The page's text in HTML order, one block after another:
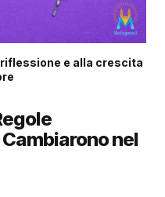
riflessione e alla crescita
nel